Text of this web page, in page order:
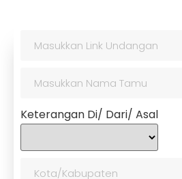
Keterangan Di/ Dari/ Asal